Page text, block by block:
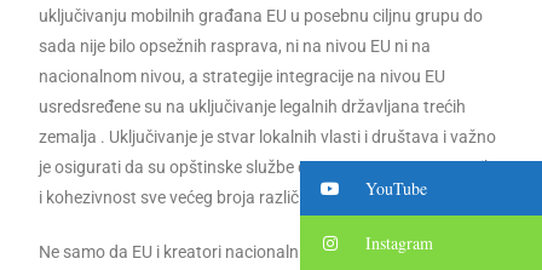
uključivanju mobilnih građana EU u posebnu ciljnu grupu do
sada nije bilo opsežnih rasprava, ni na nivou EU ni na
nacionalnom nivou, a strategije integracije na nivou EU
usredsređene su na uključivanje legalnih državljana trećih
zemalja . Uključivanje je stvar lokalnih vlasti i društava i važno
je osigurati da su opštinske službe otvorene za sve stanovnike
i kohezivnost sve većeg broja različitog stanovništva.
Ne samo da EU i kreatori nacionalnih politika treba da imaju
YouTube
Instagram